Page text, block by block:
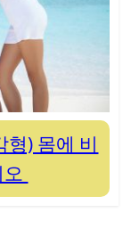
형) 몸에 비